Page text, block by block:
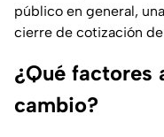
público en general,
cierre de cotización
¿Qué factores
cambio?